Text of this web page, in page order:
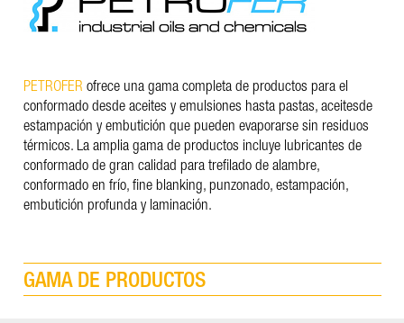
PETROFER ofrece una gama completa de productos para el
conformado desde aceites y emulsiones hasta pastas, aceitesde
estampación y embutición que pueden evaporarse sin residuos
térmicos. La amplia gama de productos incluye lubricantes de
conformado de gran calidad para trefilado de alambre,
conformado en frío, fine blanking, punzonado, estampación,
embutición profunda y laminación.
GAMA DE PRODUCTOS